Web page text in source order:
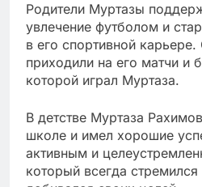
Родители Муртазы
увлечение футболом и
в его спортивной карьере.
приходили на его матчи и
которой играл Муртаза.
В детстве Муртаза
школе и имел хорошие
активным и
который всегда стремился